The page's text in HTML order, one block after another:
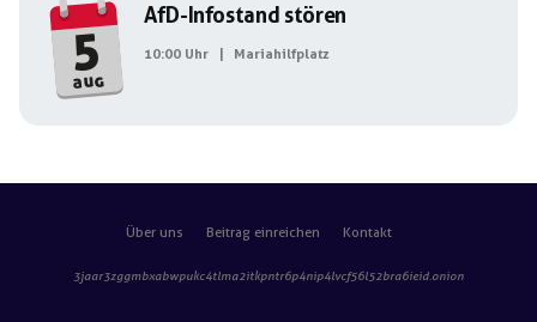
aug
5
AfD-Infostand stören
10:00 Uhr Mariahilfplatz
Über uns Beitrag einreichen Kontakt
3jaar3zggmbxabwpukc4tlma2itkpntr6p4nip4lvcf56l52bra6ieid.onion